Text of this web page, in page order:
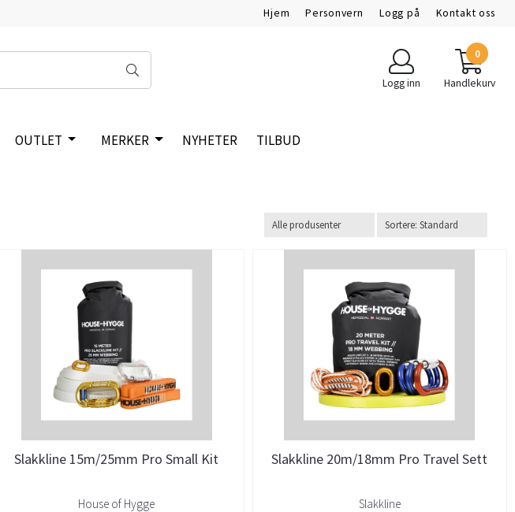
Hjem Personvern Logg på Kontakt oss
Logg inn
0
Handlekurv
OUTLET MERKER NYHETER TILBUD
Slakkline 15m/25mm Pro Small Kit
House of Hygge
Slakkline 20m/18mm Pro Travel Sett
Slakkline